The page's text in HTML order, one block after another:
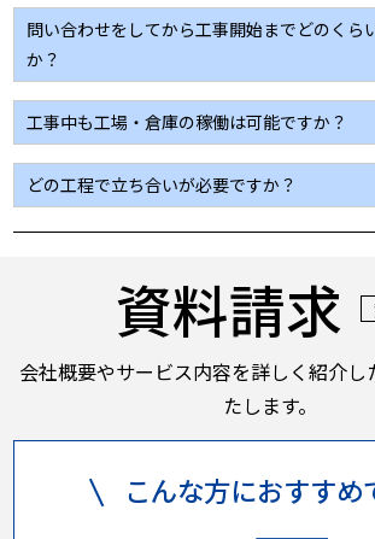
建物の大きさにもよりますが、大規模
３カ月、小工事の場合２～３週間ほどに
問い合わせをしてから工事開始までどのくら
か？
現地調査→見積作成→色決め等考慮す
度になります。
工事中も工場・倉庫の稼働は可能ですか？
基本的には可能です。どうしても業務
合には、可能な限り支障が少なく済む
ていただきます。
どの工程で立ち合いが必要ですか？
品質保証体制を確立しているため基本
足場解体前、気になる点があれば都度
資料請求
会社概要やサービス内容を詳しく紹介し
たします。
こんな方におすすめ